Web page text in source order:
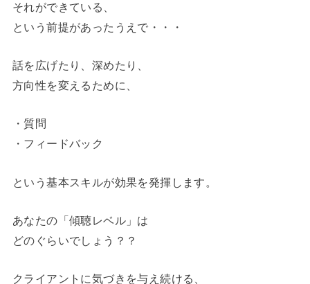
それができている、
という前提があったうえで・・・
話を広げたり、深めたり、
方向性を変えるために、
・質問
・フィードバック
という基本スキルが効果を発揮します。
あなたの「傾聴レベル」は
どのぐらいでしょう？？
クライアントに気づきを与え続ける、